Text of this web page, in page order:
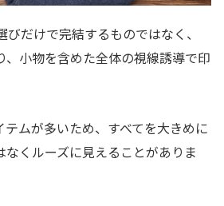
だけで完結するものではなく、
、小物を含めた全体の視線誘導で印
ムが多いため、すべてを大きめに
なくルーズに見えることがありま